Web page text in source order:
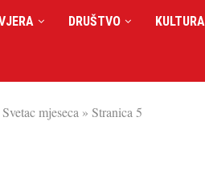
DRUŠTVO KULTURA
Svetac mjeseca » Stranica 5